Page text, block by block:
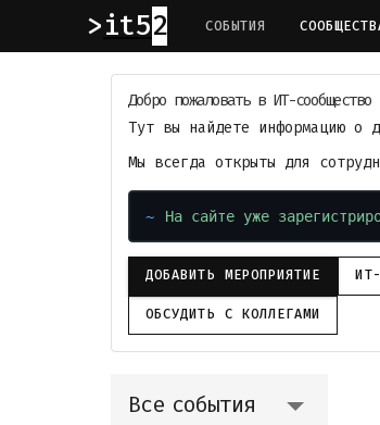
it52 СОБЫТИЯ
Добро пожаловать в ИТ-сообщество
Тут вы найдете информацию о
Мы всегда открыты для
На сайте уже
ДОБАВИТЬ МЕРОПРИЯТИЕ
ОБСУДИТЬ С КОЛЛЕГАМИ
Все события